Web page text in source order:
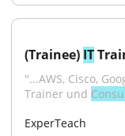
(Trainee) IT
"...AWS, Cisco,
Trainer und
ExperTeach